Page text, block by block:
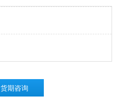
货期咨询